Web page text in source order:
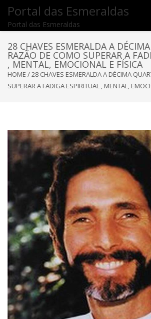
Portal das Esmeraldas
Portal das Esmeraldas
28 CHAVES ESMERALDA A
RAZÃO DE COMO SUPERAR A
, MENTAL, EMOCIONAL E FÍSICA
HOME /28 CHAVES ESMERALDA A DÉCIMA
SUPERAR A FADIGA ESPIRITUAL , MENTAL,